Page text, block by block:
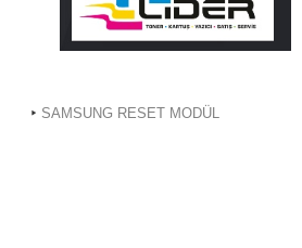
SAMSUNG RESET MODÜL